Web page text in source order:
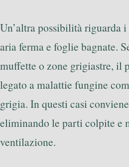
Un’altra possibilità riguarda i
aria ferma e foglie bagnate.
muffette o zone grigiastre, il
legato a malattie fungine
grigia. In questi casi
eliminando le parti colpite e
ventilazione.